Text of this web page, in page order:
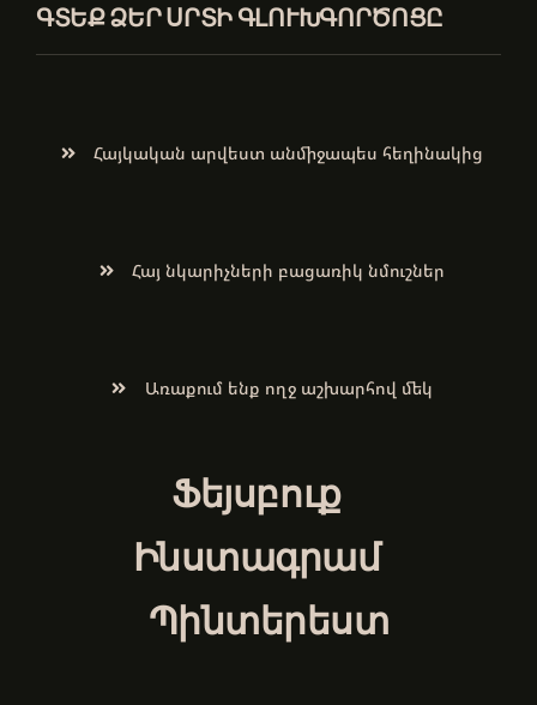
ԳՏԵՔ ՁԵՐ ՍՐՏԻ ԳԼՈՒԽԳՈՐԾՈՑԸ
Հայկական արվեստ անմիջապես հեղինակից
Հայ նկարիչների բացառիկ նմուշներ
Առաքում ենք ողջ աշխարհով մեկ
Ֆեյսբուք
Ինստագրամ
Պինտերեստ